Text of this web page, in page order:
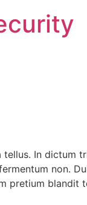
In dictum
non.
pretium blandit